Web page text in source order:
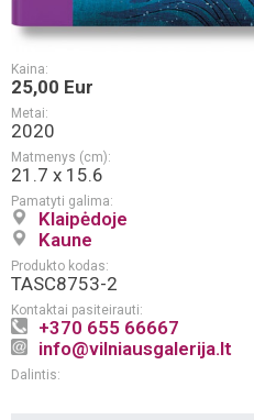
Kaina:
25,00 Eur
Metai:
2020
Matmenys (cm):
21.7 x 15.6
Pamatyti galima:
Klaipėdoje
Kaune
Produkto kodas:
TASC8753-2
Kontaktai pasiteirauti:
+370 655 66667
info@vilniausgalerija.lt
Dalintis: